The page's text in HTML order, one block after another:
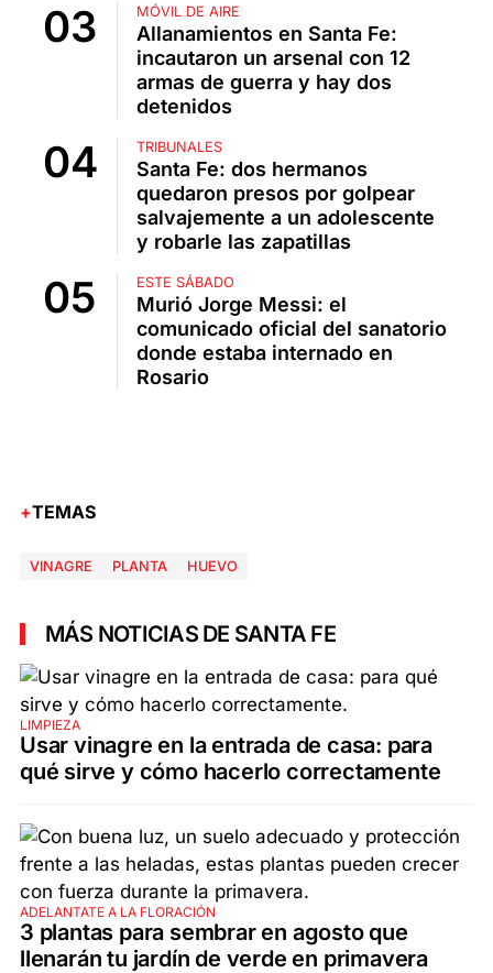
MÓVIL DE AIRE
Allanamientos en Santa Fe:
incautaron un arsenal con 12
armas de guerra y hay dos
detenidos
TRIBUNALES
Santa Fe: dos hermanos
quedaron presos por golpear
salvajemente a un adolescente
y robarle las zapatillas
ESTE SÁBADO
Murió Jorge Messi: el
comunicado oficial del sanatorio
donde estaba internado en
Rosario
TEMAS
VINAGRE PLANTA HUEVO
MÁS NOTICIAS DE SANTA FE
LIMPIEZA
Usar vinagre en la entrada de casa: para
qué sirve y cómo hacerlo correctamente
ADELANTATE A LA FLORACIÓN
3 plantas para sembrar en agosto que
llenarán tu jardín de verde en primavera